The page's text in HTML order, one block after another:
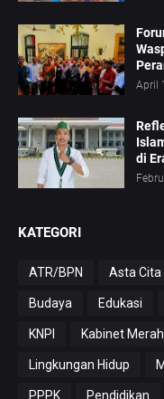
April
di
KATEGORI
ATR/BPN Asta Cita
Budaya Edukasi
KNPI Kabinet
Lingkungan Hidup
PPPK Pendidikan